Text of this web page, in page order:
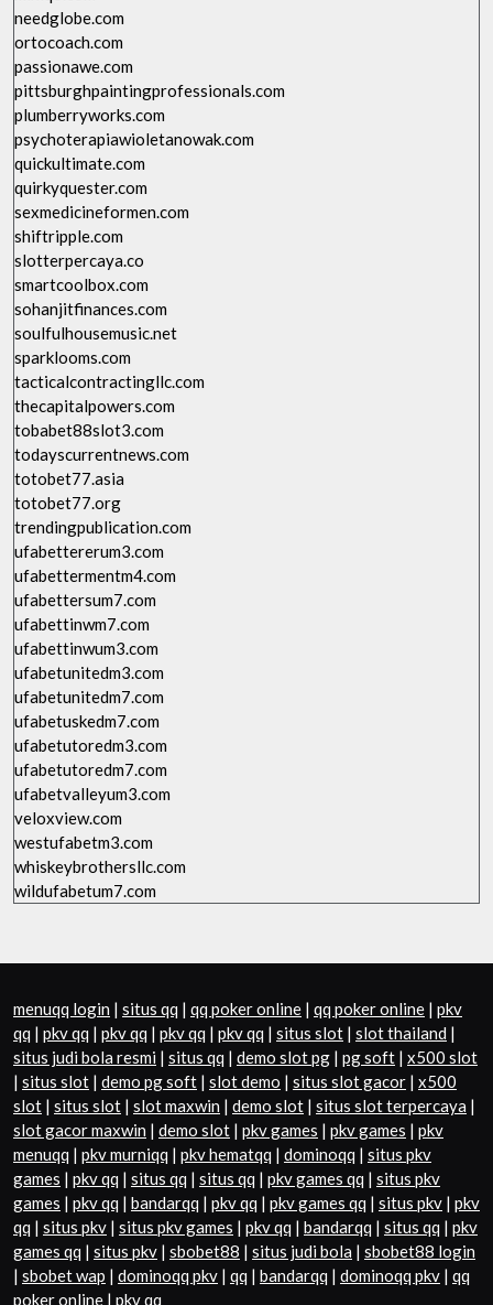
needglobe.com
ortocoach.com
passionawe.com
pittsburghpaintingprofessionals.com
plumberryworks.com
psychoterapiawioletanowak.com
quickultimate.com
quirkyquester.com
sexmedicineformen.com
shiftripple.com
slotterpercaya.co
smartcoolbox.com
sohanjitfinances.com
soulfulhousemusic.net
sparklooms.com
tacticalcontractingllc.com
thecapitalpowers.com
tobabet88slot3.com
todayscurrentnews.com
totobet77.asia
totobet77.org
trendingpublication.com
ufabettererum3.com
ufabettermentm4.com
ufabettersum7.com
ufabettinwm7.com
ufabettinwum3.com
ufabetunitedm3.com
ufabetunitedm7.com
ufabetuskedm7.com
ufabetutoredm3.com
ufabetutoredm7.com
ufabetvalleyum3.com
veloxview.com
westufabetm3.com
whiskeybrothersllc.com
wildufabetum7.com
menuqq login | situs qq | qq poker online | qq poker online | pkv
qq | pkv qq | pkv qq | pkv qq | pkv qq | situs slot | slot thailand |
situs judi bola resmi | situs qq | demo slot pg | pg soft | x500 slot
| situs slot | demo pg soft | slot demo | situs slot gacor | x500
slot | situs slot | slot maxwin | demo slot | situs slot terpercaya |
slot gacor maxwin | demo slot | pkv games | pkv games | pkv
menuqq | pkv murniqq | pkv hematqq | dominoqq | situs pkv
games | pkv qq | situs qq | situs qq | pkv games qq | situs pkv
games | pkv qq | bandarqq | pkv qq | pkv games qq | situs pkv | pkv
qq | situs pkv | situs pkv games | pkv qq | bandarqq | situs qq | pkv
games qq | situs pkv | sbobet88 | situs judi bola | sbobet88 login
| sbobet wap | dominoqq pkv | qq | bandarqq | dominoqq pkv | qq
poker online | pkv qq